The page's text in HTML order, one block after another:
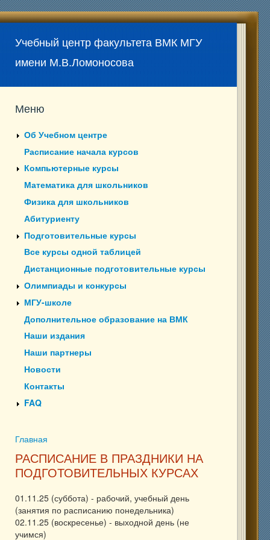
Учебный центр факультета ВМК МГУ
имени М.В.Ломоносова
Меню
Об Учебном центре
Расписание начала курсов
Компьютерные курсы
Математика для школьников
Физика для школьников
Абитуриенту
Подготовительные курсы
Все курсы одной таблицей
Дистанционные подготовительные курсы
Олимпиады и конкурсы
МГУ-школе
Дополнительное образование на ВМК
Наши издания
Наши партнеры
Новости
Контакты
FAQ
Вы здесь
Главная
РАСПИСАНИЕ В ПРАЗДНИКИ НА
ПОДГОТОВИТЕЛЬНЫХ КУРСАХ
01.11.25 (суббота) - рабочий, учебный день
(занятия по расписанию понедельника)
02.11.25 (воскресенье) - выходной день (не
учимся)